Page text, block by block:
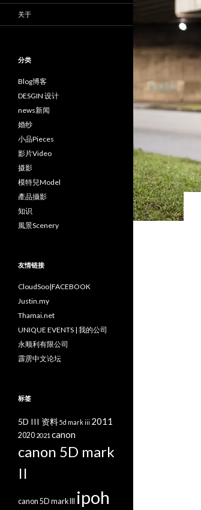
关于
分类
Blog博客
DESGIN 设计
news新闻
婚纱
小品Pieces
影片Video
摄影
模特兒Model
產品攝影
知识
風景Scenery
友情链接
CloudSoo|FACEBOOK
Justin.my
Thamai.net
UNIQUE EVENTS | 我的公司
永顺利有限公司
霹雳中文论坛
标签
5D III 资料5d mark iii 2011
2020 2021 canon
canon 5D mark
II
canon 5D mark III ipoh